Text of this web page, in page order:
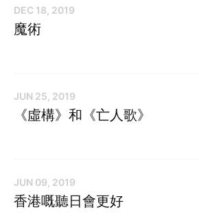
DEC 18, 2019
魔術
JUN 25, 2019
《虛構》和《亡人歌》
JUN 09, 2019
香港嘅聽日會更好